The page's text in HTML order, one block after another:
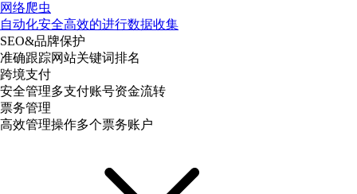
网络爬虫
自动化安全高效的进行数据收集
SEO&品牌保护
准确跟踪网站关键词排名
跨境支付
安全管理多支付账号资金流转
票务管理
高效管理操作多个票务账户